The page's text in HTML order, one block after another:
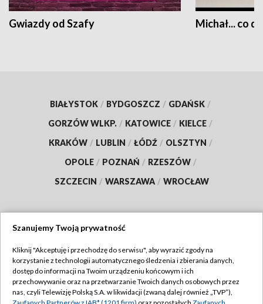
Gwiazdy od Szafy Michał... co
BIAŁYSTOK / BYDGOSZCZ / GDAŃSK /
GORZÓW WLKP. / KATOWICE / KIELCE /
KRAKÓW / LUBLIN / ŁÓDŹ / OLSZTYN /
OPOLE / POZNAŃ / RZESZÓW /
SZCZECIN / WARSZAWA / WROCŁAW
TVP
Abonament TVP
Emisja w TVP
Regulamin TVP
Szanujemy Twoją prywatność
Kliknij "Akceptuję i przechodzę do serwisu", aby wyrazić zgody na
korzystanie z technologii automatycznego śledzenia i zbierania danych,
dostęp do informacji na Twoim urządzeniu końcowym i ich
przechowywanie oraz na przetwarzanie Twoich danych osobowych przez
nas, czyli Telewizję Polską S.A. w likwidacji (zwaną dalej również „TVP”),